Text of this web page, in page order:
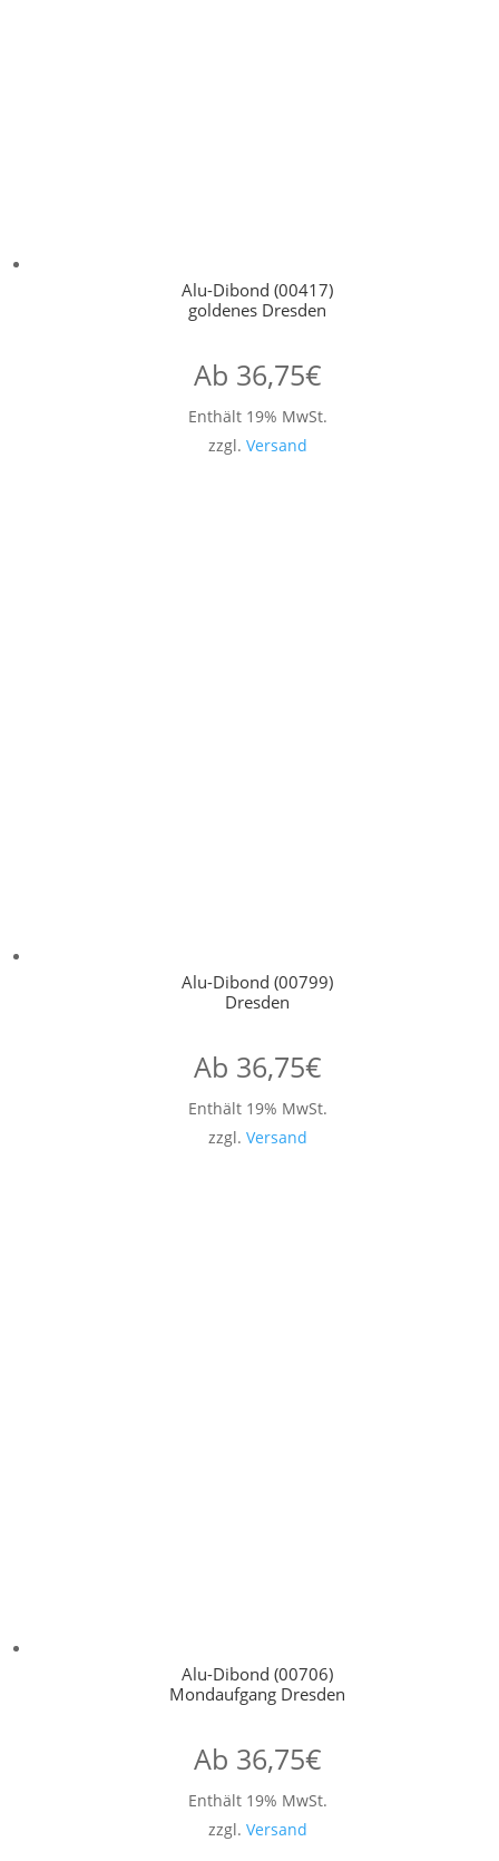
Alu-Dibond (00417)
goldenes Dresden
Ab 36,75€
Enthält 19% MwSt.
zzgl. Versand
Alu-Dibond (00799)
Dresden
Ab 36,75€
Enthält 19% MwSt.
zzgl. Versand
Alu-Dibond (00706)
Mondaufgang Dresden
Ab 36,75€
Enthält 19% MwSt.
zzgl. Versand